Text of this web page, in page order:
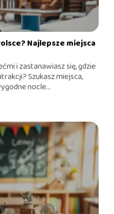
Najlepsze miejsca
i zastanawiasz się, gdzie
Szukasz miejsca,
nocle...